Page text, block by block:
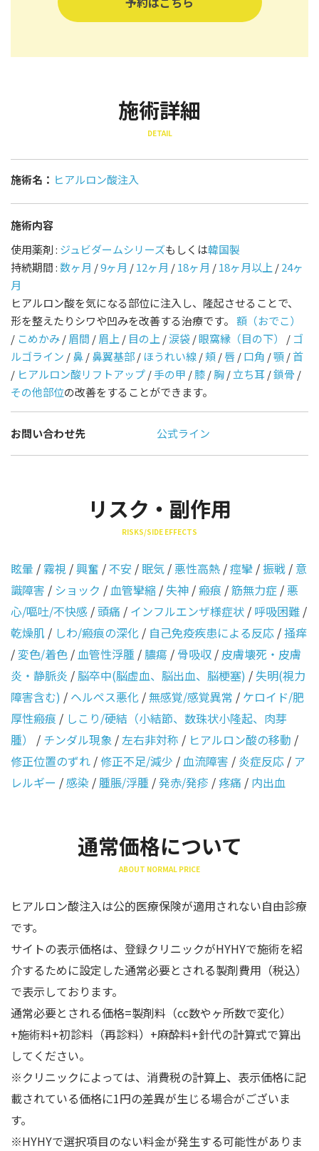
施術詳細
DETAIL
施術名： ヒアルロン酸注入
施術内容
使用薬剤 : ジュビダームシリーズもしくは韓国製
持続期間 :数ヶ月 /9ヶ月 /12ヶ月 /18ヶ月 /18ヶ月以上 /24ヶ
月
ヒアルロン酸を気になる部位に注入し、隆起させることで、
形を整えたりシワや凹みを改善する治療です。 額（おでこ）
/ こめかみ/眉間 /眉上 / 目の上 /涙袋/眼窩縁（目の下） / ゴ
ルゴライン /鼻/鼻翼基部/ ほうれい線/頬/唇/口角 /顎/首
/ ヒアルロン酸リフトアップ/手の甲 /膝/胸/立ち耳/鎖骨 /
その他部位の改善をすることができます。
お問い合わせ先 公式ライン
リスク・副作用
RISKS/SIDE EFFECTS
眩暈 /霧視 /興奮 / 不安 / 眠気 /悪性高熱 /痙攣 /振戦 / 意
識障害 / ショック /血管攣縮 /失神 /瘢痕 /筋無力症 /悪
心/嘔吐/不快感 /頭痛 / インフルエンザ様症状 / 呼吸困難 /
乾燥肌 / しわ/瘢痕の深化 / 自己免疫疾患による反応 /掻痒
/変色/着色 /血管性浮腫 /膿瘍 / 骨吸収 / 皮膚壊死・皮膚
炎・静脈炎 /脳卒中(脳虚血、脳出血、脳梗塞) /失明(視力
障害含む) / ヘルペス悪化 /無感覚/感覚異常 / ケロイド/肥
厚性瘢痕 / しこり/硬結（小結節、数珠状小隆起、肉芽
腫）
/ チンダル現象 /左右非対称 / ヒアルロン酸の移動 /
修正位置のずれ /修正不足/減少 /血流障害 / 炎症反応 / ア
レルギー /感染 /腫脹/浮腫 /発赤/発疹 /疼痛 / 内出血
通常価格について
ABOUT NORMAL PRICE
ヒアルロン酸注入は公的医療保険が適用されない自由診療
です。
サイトの表示価格は、登録クリニックがHYHYで施術を紹
介するために設定した通常必要とされる製剤費用（税込）
で表示しております。
通常必要とされる価格=製剤料（cc数やヶ所数で変化）
+施術料+初診料（再診料）+麻酔料+針代の計算式で算出
してください。
※クリニックによっては、消費税の計算上、表示価格に記
載されている価格に1円の差異が生じる場合がございま
す。
※HYHYで選択項目のない料金が発生する可能性がありま